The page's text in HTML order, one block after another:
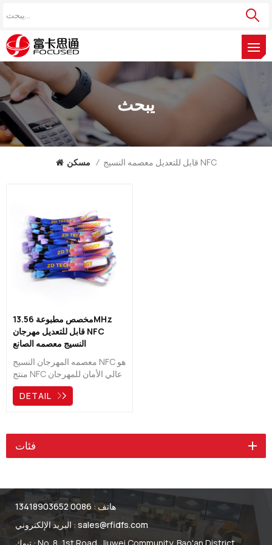
يبحث
مسكن / قابل للتعديل معصمه النسيج NFC
مخصص مطبوعة 13.56MHz
قابل للتعديل مهرجان NFC
النسيج معصمه الصانع
معصمه المهرجان النسيج NFC هو
منتج NFC عالي الأمان للمهرجان
والحدث. سهولة التشغيل / الراحة
السهلة للمستخدم مع العلامة
في الوصول ، وتحديد الهوية ،
DETAIL
فئات
هاتف : 0086 13418903652
البريد الإلكتروني : sales@rfidfs.com